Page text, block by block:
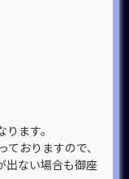
ます。
おりますので、
出ない場合も御座